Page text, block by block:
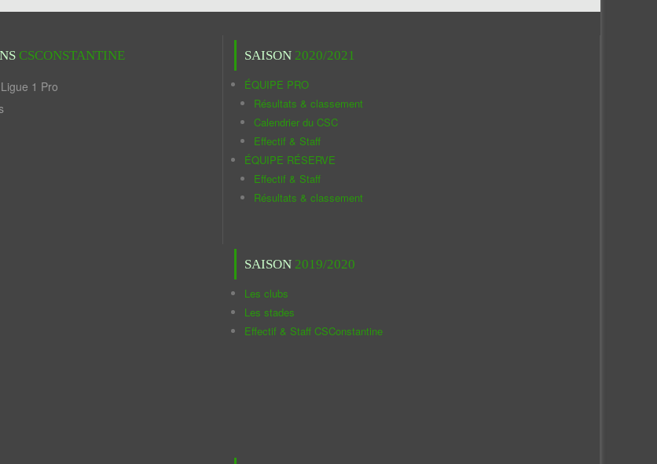
CSCONSTANTINE
1 Pro
SAISON 2020/2021
ÉQUIPE PRO
Résultats & classement
Calendrier du CSC
Effectif & Staff
ÉQUIPE RÉSERVE
Effectif & Staff
Résultats & classement
SAISON 2019/2020
Les clubs
Les stades
Effectif & Staff CSConstantine